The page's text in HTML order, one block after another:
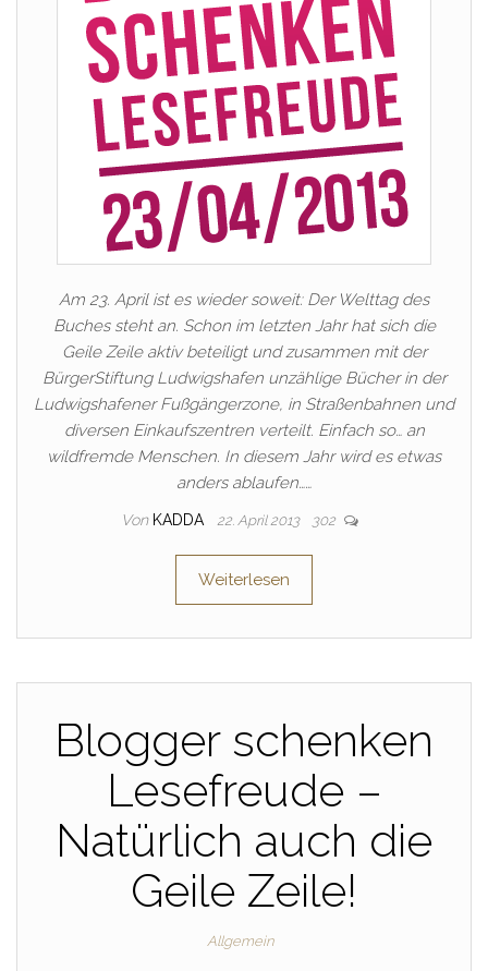
Am 23. April ist es wieder soweit: Der Welttag des
Buches steht an. Schon im letzten Jahr hat sich die
Geile Zeile aktiv beteiligt und zusammen mit der
BürgerStiftung Ludwigshafen unzählige Bücher in der
Ludwigshafener Fußgängerzone, in Straßenbahnen und
diversen Einkaufszentren verteilt. Einfach so… an
wildfremde Menschen. In diesem Jahr wird es etwas
anders ablaufen……
Von KADDA 22. April 2013 302
Weiterlesen
Blogger schenken
Lesefreude –
Natürlich auch die
Geile Zeile!
Allgemein